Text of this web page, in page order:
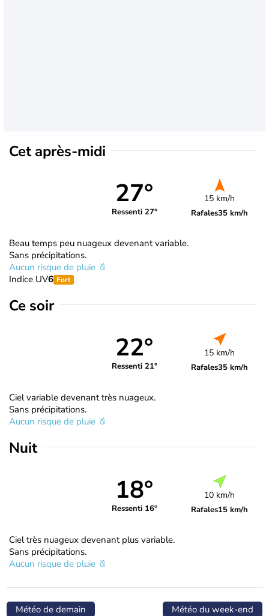
Cet après-midi
27°
Ressenti 27°
15 km/h
Rafales35 km/h
Beau temps peu nuageux devenant variable.
Sans précipitations.
Aucun risque de pluie
Indice UV6 Fort
Ce soir
22°
Ressenti 21°
15 km/h
Rafales35 km/h
Ciel variable devenant très nuageux.
Sans précipitations.
Aucun risque de pluie
Nuit
18°
Ressenti 16°
10 km/h
Rafales15 km/h
Ciel très nuageux devenant plus variable.
Sans précipitations.
Aucun risque de pluie
Météo de demain Météo du week-end